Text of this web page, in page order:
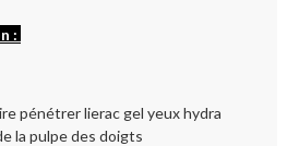
:
pénétrer lierac gel yeux hydra
la pulpe des doigts